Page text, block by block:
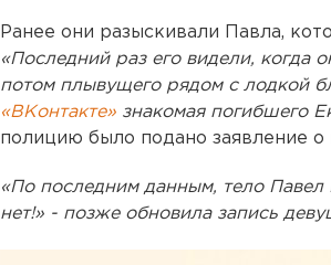
Ранее они разыскивали Павла,
«Последний раз его видели, когда
потом плывущего рядом с лодкой
«ВКонтакте» знакомая погибшего
полицию было подано заявление о
«По последним данным, тело
нет!» - позже обновила запись